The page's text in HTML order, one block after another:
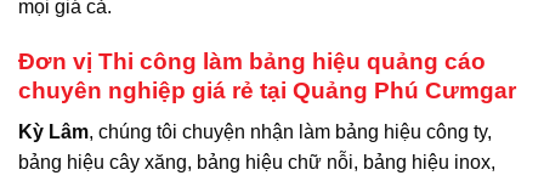
mọi giá cả.
Đơn vị Thi công làm bảng hiệu quảng cáo
chuyên nghiệp giá rẻ tại Quảng Phú Cưmgar
Kỳ Lâm, chúng tôi chuyện nhận làm bảng hiệu công ty,
bảng hiệu cây xăng, bảng hiệu chữ nỗi, bảng hiệu inox,